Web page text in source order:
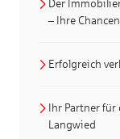
Der
– Ihre
Erfolgreich
Ihr Partner für
Langwied